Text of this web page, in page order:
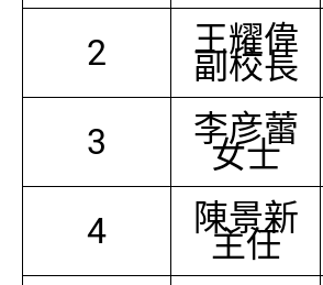
2 王耀偉
副校長
3 李彦蕾
女士
4 陳景新
主任